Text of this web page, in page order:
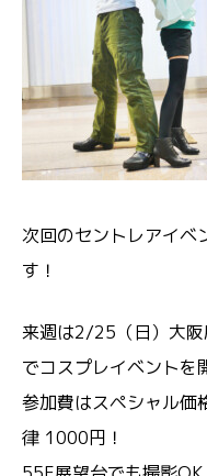
次回のセントレアイ
す！
来週は2/25（日）大阪
でコスプレイベントを
参加費はスペシャル価
律 1000円！